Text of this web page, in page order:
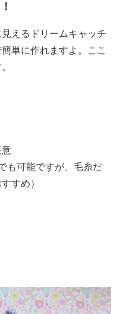
えるドリームキャッチ
単に作れますよ。ここ
意
も可能ですが、毛糸だ
すめ）